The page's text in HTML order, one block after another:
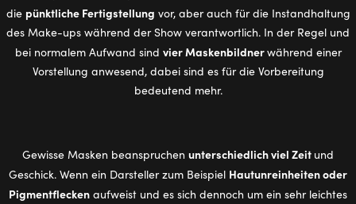
die pünktliche Fertigstellung vor, aber auch für die Instandhaltung
des Make-ups während der Show verantwortlich. In der Regel und
bei normalem Aufwand sind vier Maskenbildnerwährend einer
Vorstellung anwesend, dabei sind es für die Vorbereitung
bedeutend mehr.
Gewisse Masken beanspruchen unterschiedlich viel Zeit und
Geschick. Wenn ein Darsteller zum Beispiel Hautunreinheiten oder
Pigmentflecken aufweist und es sich dennoch um ein sehr leichtes